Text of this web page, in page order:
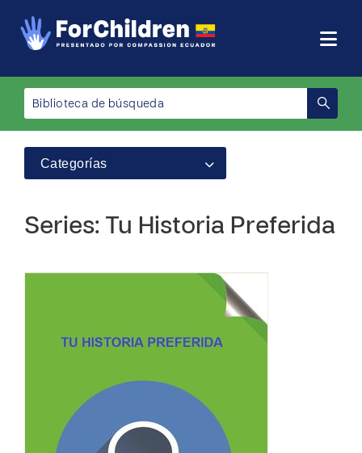
Categorías
Series: Tu Historia Preferida